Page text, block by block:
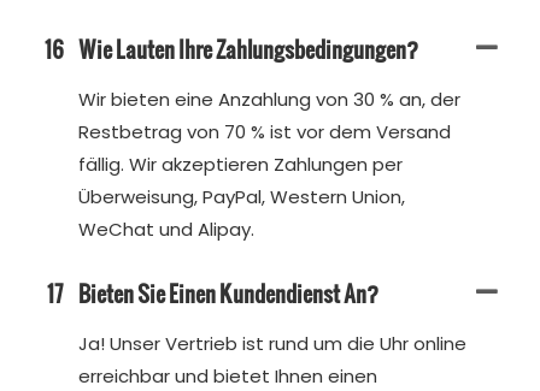
16 Wie Lauten Ihre Zahlungsbedingungen?
Wir bieten eine Anzahlung von 30 % an, der
Restbetrag von 70 % ist vor dem Versand
fällig. Wir akzeptieren Zahlungen per
Überweisung, PayPal, Western Union,
WeChat und Alipay.
17 Bieten Sie Einen Kundendienst An?
Ja! Unser Vertrieb ist rund um die Uhr online
erreichbar und bietet Ihnen einen